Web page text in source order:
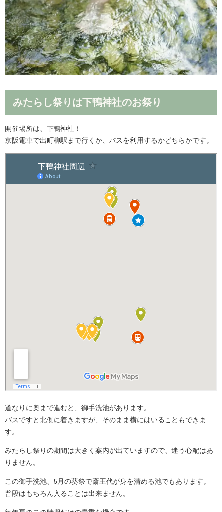
みたらし祭りは下鴨神社のお祭り
開催場所は、下鴨神社！
京阪電車で出町柳駅まで行くか、バスを利用するかどちらかです。
道なりに奥まで進むと、御手洗池があります。
バスですと北側に着きますが、そのまま横にはいることもできま
す。
みたらし祭りの期間は大きく案内が出ていますので、迷う心配はあ
りません。
この御手洗池、5月の葵祭で斎王代が身を清める池でもあります。
普段はもちろん入ることは出来ません。